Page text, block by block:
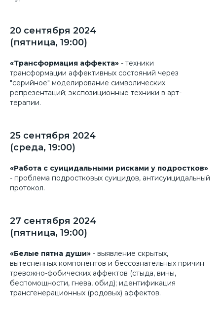
20 сентября 2024
(пятница, 19:00)
«Трансформация аффекта» - техники
трансформации аффективных состояний через
"серийное" моделирование символических
репрезентаций; экспозиционные техники в арт-
терапии.
25 сентября 2024
(среда, 19:00)
«Работа с суицидальными рисками у подростков»
- проблема подростковых суицидов, антисуицидальный
протокол.
27 сентября 2024
(пятница, 19:00)
«Белые пятна души» - выявление скрытых,
вытесненных компонентов и бессознательных причин
тревожно-фобических аффектов (стыда, вины,
беспомощности, гнева, обид); идентификация
трансгенерационных (родовых) аффектов.